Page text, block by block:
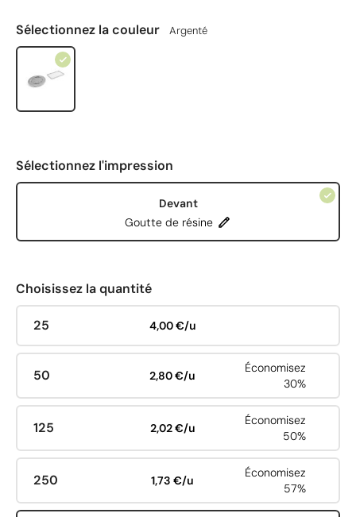
Sélectionnez la couleur Argenté
Sélectionnez l'impression
Devant
Goutte de résine
Choisissez la quantité
25 4,00 €/u
50 2,80 €/u
Économisez
30%
125 2,02 €/u
Économisez
50%
250 1,73 €/u
Économisez
57%